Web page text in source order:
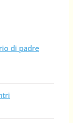
di padre